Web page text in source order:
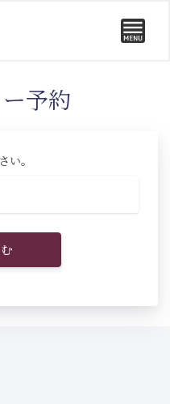
予約
い。